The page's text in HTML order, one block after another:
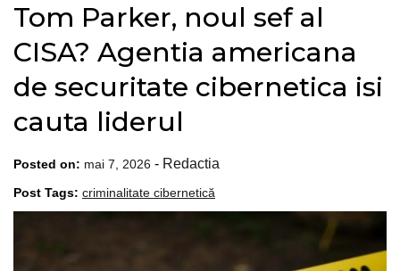
Tom Parker, noul sef al
CISA? Agentia americana
de securitate cibernetica isi
cauta liderul
Posted on: mai 7, 2026 - Redactia
Post Tags: criminalitate cibernetică